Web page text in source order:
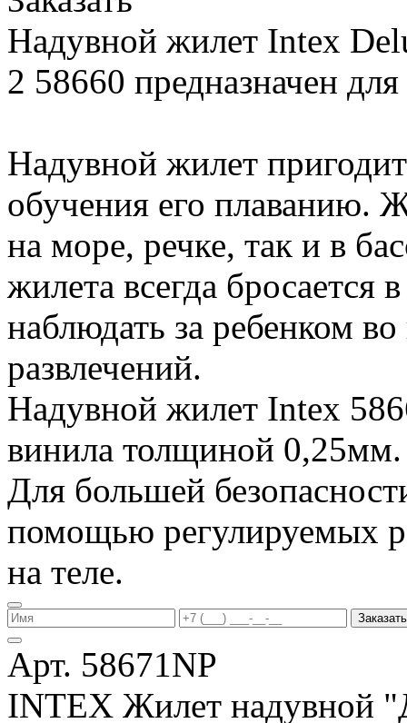
Надувной жилет Intex
2 58660 предназначен
Надувной жилет
обучения его плаванию.
на море, речке, так и в
жилета всегда бросается
наблюдать за ребенком
развлечений.
Надувной жилет Intex
винила толщиной 0,25мм.
Для большей
помощью регулируемых
на теле.
Заказать
Арт. 58671NP
INTEX Жилет надувной